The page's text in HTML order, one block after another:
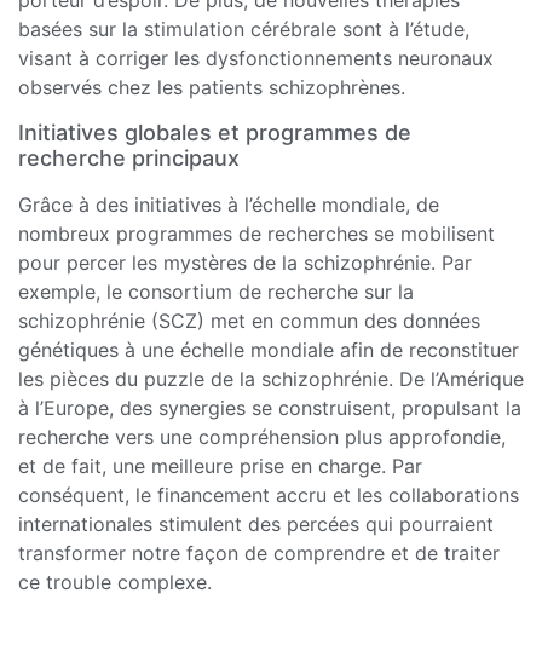
basées sur la stimulation cérébrale sont à l’étude,
visant à corriger les dysfonctionnements neuronaux
observés chez les patients schizophrènes.
Initiatives globales et programmes de
recherche principaux
Grâce à des initiatives à l’échelle mondiale, de
nombreux programmes de recherches se mobilisent
pour percer les mystères de la schizophrénie. Par
exemple, le consortium de recherche sur la
schizophrénie (SCZ) met en commun des données
génétiques à une échelle mondiale afin de reconstituer
les pièces du puzzle de la schizophrénie. De l’Amérique
à l’Europe, des synergies se construisent, propulsant la
recherche vers une compréhension plus approfondie,
et de fait, une meilleure prise en charge. Par
conséquent, le financement accru et les collaborations
internationales stimulent des percées qui pourraient
transformer notre façon de comprendre et de traiter
ce trouble complexe.